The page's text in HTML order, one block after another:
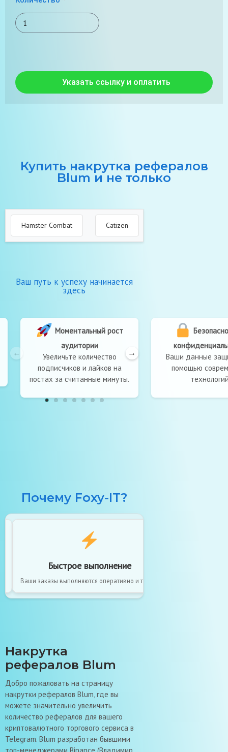
Указать ссылку и оплатить
Купить накрутка рефералов
Blum и не только
Hamster Combat Catizen
Ваш путь к успеху начинается
здесь
Моментальный рост
аудитории
Увеличьте количество
подписчиков и лайков на
постах за считанные минуты.
Ваши данные
помощью
технологий.
Почему Foxy-IT?
Быстрое выполнение
Ваши заказы выполняются оперативно и точно.
Накрутка
рефералов Blum
Добро пожаловать на страницу
накрутки рефералов Blum, где вы
можете значительно увеличить
количество рефералов для вашего
криптовалютного торгового сервиса в
Telegram. Blum разработан бывшими